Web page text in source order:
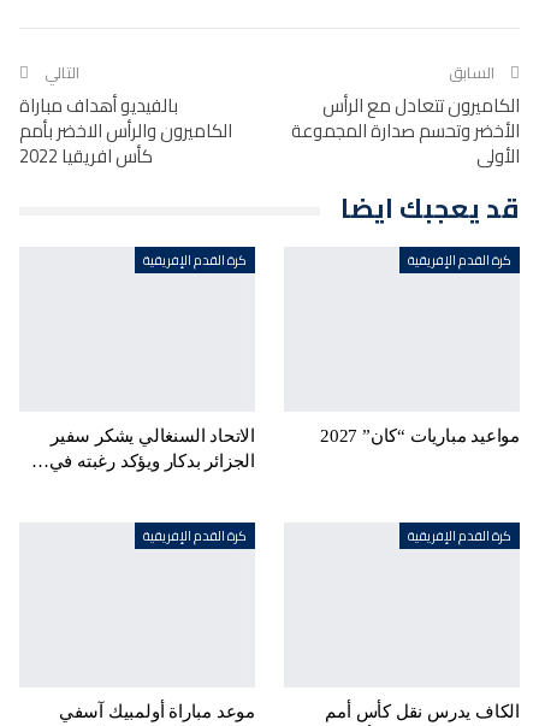
السابق
الكاميرون تتعادل مع الرأس
الأخضر وتحسم صدارة المجموعة
الأولى
التالي
بالفيديو أهداف مباراة
الكاميرون والرأس الاخضر بأمم
كأس افريقيا 2022
قد يعجبك ايضا
كرة القدم الإفريقية
مواعيد مباريات “كان” 2027
كرة القدم الإفريقية
الاتحاد السنغالي يشكر سفير
الجزائر بدكار ويؤكد رغبته في…
كرة القدم الإفريقية
الكاف يدرس نقل كأس أمم
كرة القدم الإفريقية
موعد مباراة أولمبيك آسفي